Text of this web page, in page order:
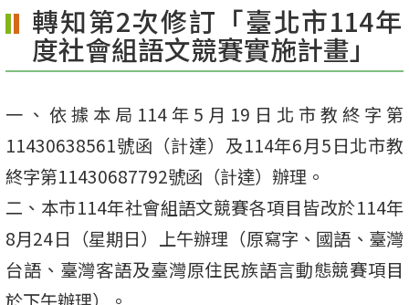
容
轉知第2次修訂「臺北市114年
度社會組語文競賽實施計畫」
一、依據本局114年5月19日北市教終字第
11430638561號函（計達）及114年6月5日北市教
終字第11430687792號函（計達）辦理。
二、本市114年社會組語文競賽各項目皆改於114年
8月24日（星期日）上午辦理（原寫字、國語、臺灣
台語、臺灣客語及臺灣原住民族語言動態競賽項目